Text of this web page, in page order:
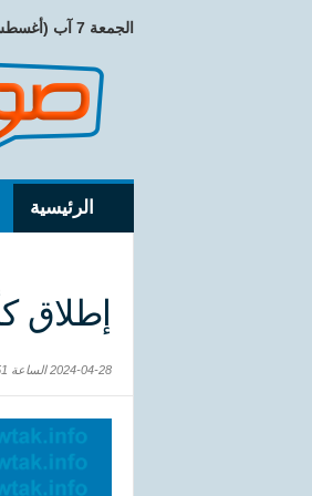
الجمعة 7 آب (أغسطس) 2026
الرئيسية
إطلاق
2024-04-28 الساعة 11:51